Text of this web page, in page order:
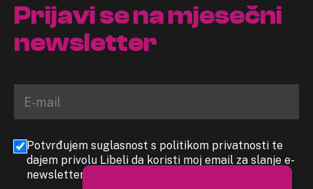
Prijavi se na mjesečni
newsletter
Potvrđujem suglasnost s politikom privatnosti te
dajem privolu Libeli da koristi moj email za slanje e-
newslettera